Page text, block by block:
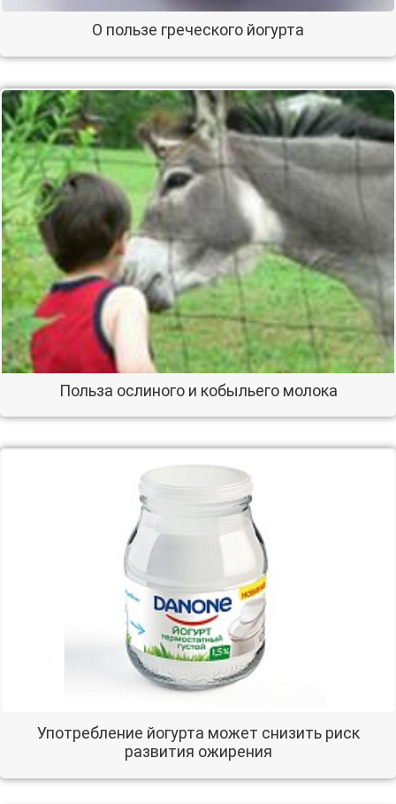
О пользе греческого йогурта
Польза ослиного и кобыльего молока
Употребление йогурта может снизить риск
развития ожирения